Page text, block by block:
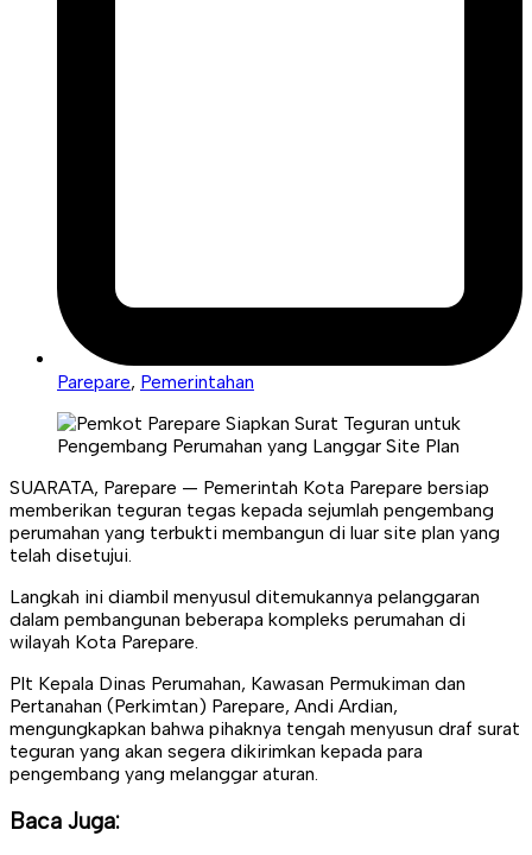
Parepare, Pemerintahan
SUARATA, Parepare — Pemerintah Kota Parepare bersiap
memberikan teguran tegas kepada sejumlah pengembang
perumahan yang terbukti membangun di luar site plan yang
telah disetujui.
Langkah ini diambil menyusul ditemukannya pelanggaran
dalam pembangunan beberapa kompleks perumahan di
wilayah Kota Parepare.
Plt Kepala Dinas Perumahan, Kawasan Permukiman dan
Pertanahan (Perkimtan) Parepare, Andi Ardian,
mengungkapkan bahwa pihaknya tengah menyusun draf surat
teguran yang akan segera dikirimkan kepada para
pengembang yang melanggar aturan.
Baca Juga: